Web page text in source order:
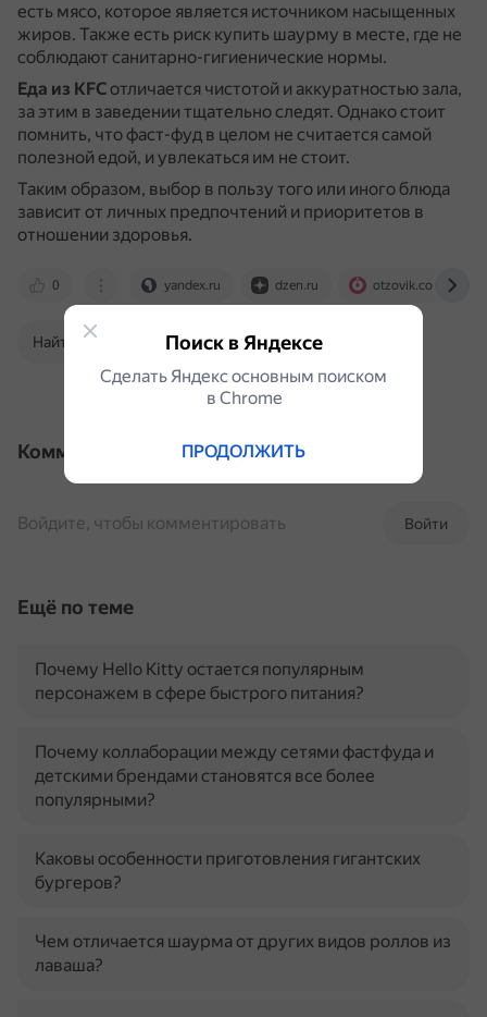
есть мясо, которое является источником насыщенных
жиров. Также есть риск купить шаурму в месте, где не
соблюдают санитарно-гигиенические нормы.
Еда из KFCотличается чистотой и аккуратностью зала,
за этим в заведении тщательно следят. Однако стоит
помнить, что фаст-фуд в целом не считается самой
полезной едой, и увлекаться им не стоит.
Таким образом, выбор в пользу того или иного блюда
зависит от личных предпочтений и приоритетов в
отношении здоровья.
0 yandex.ru dzen.ru otzovik.com
Найти в Поиске
Комментарии
Войти
Войдите, чтобы комментировать
Ещё по теме
Почему Hello Kitty остается популярным
персонажем в сфере быстрого питания?
Почему коллаборации между сетями фастфуда и
детскими брендами становятся все более
популярными?
Каковы особенности приготовления гигантских
бургеров?
Чем отличается шаурма от других видов роллов из
лаваша?
Поиск в Яндексе
Сделать Яндекс основным поиском
в Сhrome
ПРОДОЛЖИТЬ